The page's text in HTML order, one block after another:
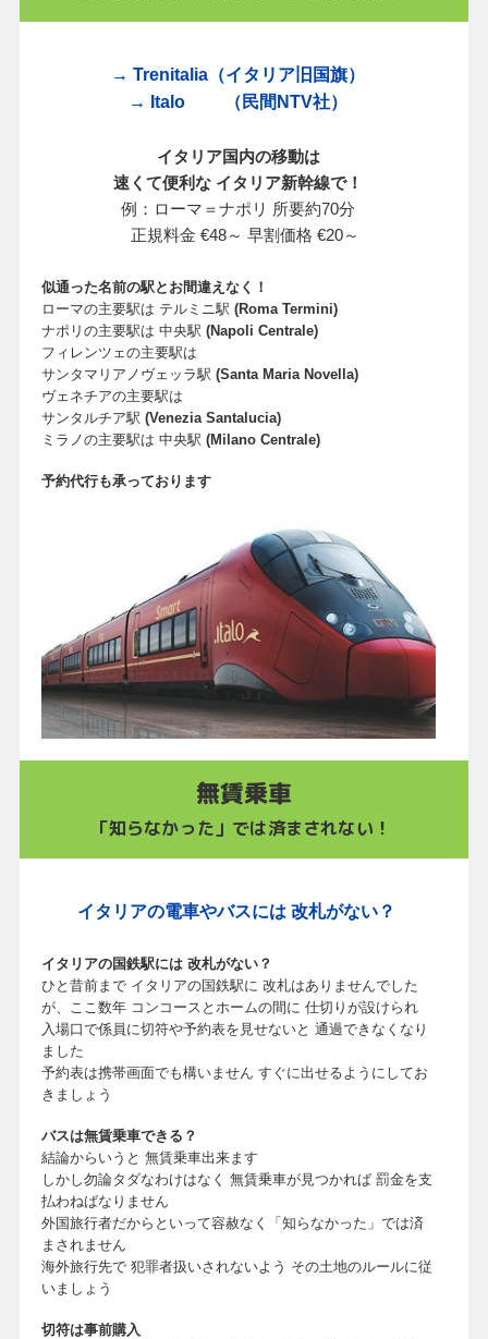
→ Trenitalia（イタリア旧国旗）
→
Italo （民間NTV社）
イタリア国内の移動は
速くて便利な イタリア新幹線で！
例：ローマ＝ナポリ 所要約70分
正規料金 €48～ 早割価格 €20～
似通った名前の駅とお間違えなく！
ローマの主要駅は テルミニ駅 (Roma Termini)
ナポリの主要駅は 中央駅 (Napoli Centrale)
フィレンツェの主要駅は
サンタマリアノヴェッラ駅 (Santa Maria Novella)
ヴェネチアの主要駅は
サンタルチア駅 (Venezia Santalucia)
ミラノの主要駅は 中央駅 (Milano Centrale)
予約代行も承っております
無賃乗車
「知らなかった」では済まされない！
イタリアの電車やバスには 改札がない？
イタリアの国鉄駅には 改札がない？
ひと昔前まで イタリアの国鉄駅に 改札はありませんでした
が、ここ数年 コンコースとホームの間に 仕切りが設けられ
入場口で係員に切符や予約表を見せないと 通過できなくなり
ました
予約表は携帯画面でも構いません すぐに出せるようにしてお
きましょう
バスは無賃乗車できる？
結論からいうと 無賃乗車出来ます
しかし勿論タダなわけはなく 無賃乗車が見つかれば 罰金を支
払わねばなりません
外国旅行者だからといって容赦なく「知らなかった」では済
まされません
海外旅行先で 犯罪者扱いされないよう その土地のルールに従
いましょう
切符は事前購入